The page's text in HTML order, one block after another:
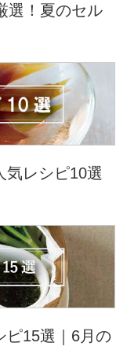
選！夏のセル
レシピ10選
15選｜6月の